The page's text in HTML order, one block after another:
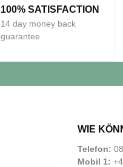
100% SATISFACTION
14 day money back
guarantee
WIE
Telefon:
Mobil 1: